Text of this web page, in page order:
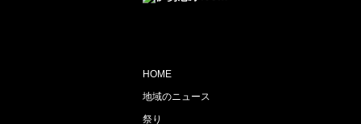
HOME
地域のニュース
祭り